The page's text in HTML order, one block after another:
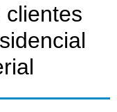
clientes